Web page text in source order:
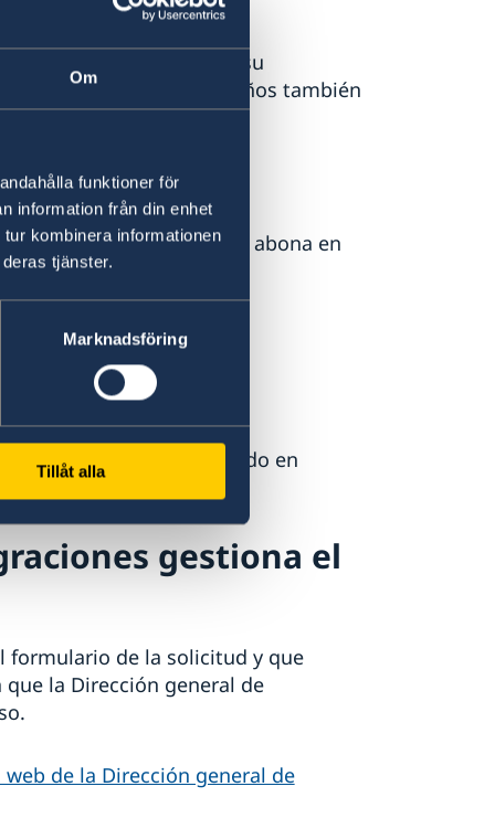
Om
funktioner för
information från din enhet
kombinera informationen
tjänster.
Marknadsföring
Tillåt alla
exclusiva, se requiere su
que cumplieron 12 años también
sueca.
a 475 SEK. Se abona en
en la el Consulado en
gestiona el
formulario de la solicitud y que
la Dirección general de
de la Dirección general de